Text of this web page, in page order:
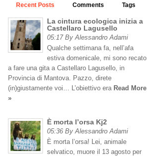
Recent Posts Comments Tags
La cintura ecologica inizia a
Castellaro Lagusello
05:17 By Alessandro Adami
Qualche settimana fa, nell’afa
estiva domenicale, mi sono recato
a fare una gita a Castellaro Lagusello, in
Provincia di Mantova. Pazzo, direte
(in)giustamente voi… L’obiettivo era Read More
»
È morta l’orsa Kj2
05:36 By Alessandro Adami
È morta l’orsa! Lei, animale
selvatico, muore il 13 agosto per